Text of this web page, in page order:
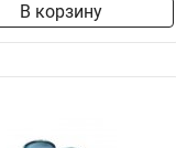
В корзину